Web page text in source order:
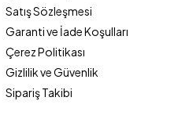
Satış Sözleşmesi
Garanti ve İade Koşulları
Çerez Politikası
Gizlilik ve Güvenlik
Sipariş Takibi